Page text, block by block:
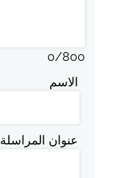
0/800
الاسم
عنوان المراسلة